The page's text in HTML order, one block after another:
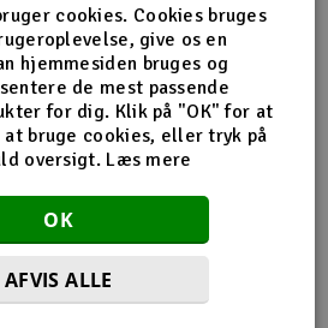
og hobby
og tilbehør
2 stk
HPI
Savage X 4.6 - RTR
Savage X 4.6 V2 GT-6
Savage XL 5.9 V2 2.4GHz
Savage XL Flux V2 2.4GHz
cookies. Cookies bruges
give os en
hjemmesiden bruges og
de mest passende
for dig. Klik på "OK" for at
bruge cookies, eller tryk på
oversigt. Læs mere
OK
AFVIS ALLE